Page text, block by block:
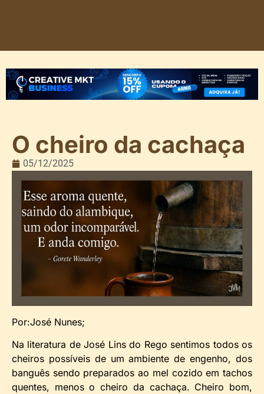
O cheiro da cachaça
05/12/2025
Por:José Nunes;
Na literatura de José Lins do Rego sentimos todos os
cheiros possíveis de um ambiente de engenho, dos
banguês sendo preparados ao mel cozido em tachos
quentes, menos o cheiro da cachaça. Cheiro bom,